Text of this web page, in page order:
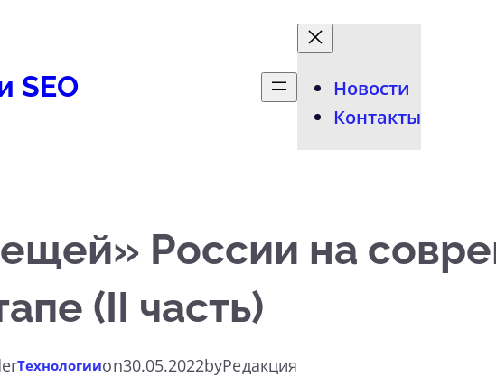
SEO
Новости
Контакты
России на
(II часть)
Технологииon30.05.2022byРедакция